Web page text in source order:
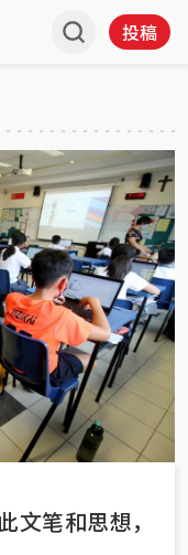
投稿
文笔和思想，